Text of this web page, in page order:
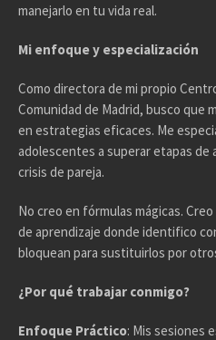
manejarlo en tu vida real.
Mi enfoque y especialización
Como directora de mi propio
Comunidad de Madrid, busco que
en estrategias eficaces. Me
adolescentes a superar etapas de
crisis de pareja.
No creo en fórmulas mágicas.
de aprendizaje donde identifico
bloquean para sustituirlos por
¿Por qué trabajar conmigo?
Enfoque Práctico: Mis sesiones